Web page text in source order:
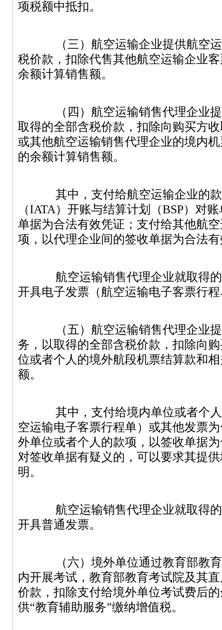
项税额中抵扣。
（三）航空运输企业提供航空运
税价款，扣除代售其他航空运输企业
余额计算销售额。
（四）航空运输销售代理企业提
取得的全部含税价款，扣除向购买方
或其他航空运输销售代理企业的境内
的余额计算销售额。
其中，支付给航空运输企业的款
（IATA）开账与结算计划（BSP）对账
单据为合法有效凭证；支付给其他航
项，以代理企业间的签收单据为合法
航空运输销售代理企业就取得的
开具电子发票（航空运输电子客票行
（五）航空运输销售代理企业提
务，以取得的全部含税价款，扣除向
位或者个人的境外航段机票结算款和
额。
其中，支付给境内单位或者个人
空运输电子客票行程单）或其他发票
外单位或者个人的款项，以签收单据
对签收单据有疑义的，可以要求其提
明。
航空运输销售代理企业就取得的
开具普通发票。
（六）境外单位通过教育部教育
内开展考试，教育部教育考试院及其
价款，扣除支付给境外单位考试费后
供“教育辅助服务”缴纳增值税。